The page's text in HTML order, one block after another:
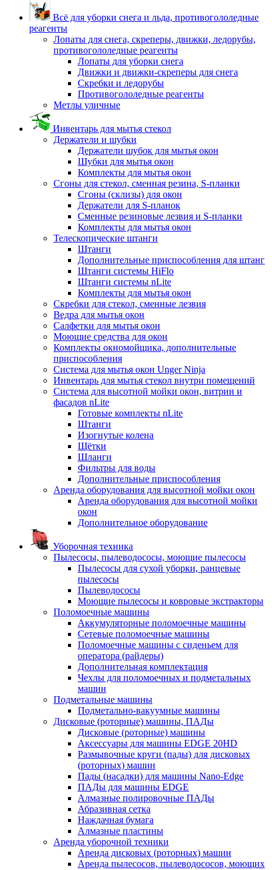
Всё для уборки снега и льда, противогололедные
реагенты
Лопаты для снега, скреперы, движки, ледорубы,
противогололедные реагенты
Лопаты для уборки снега
Движки и движки-скреперы для снега
Скребки и ледорубы
Противогололедные реагенты
Метлы уличные
Инвентарь для мытья стекол
Держатели и шубки
Держатели шубок для мытья окон
Шубки для мытья окон
Комплекты для мытья окон
Сгоны для стекол, сменная резина, S-планки
Сгоны (склизы) для окон
Держатели для S-планок
Сменные резиновые лезвия и S-планки
Комплекты для мытья окон
Телескопические штанги
Штанги
Дополнительные приспособления для штанг
Штанги системы HiFlo
Штанги системы nLite
Комплекты для мытья окон
Скребки для стекол, сменные лезвия
Ведра для мытья окон
Салфетки для мытья окон
Моющие средства для окон
Комплекты окномойщика, дополнительные
приспособления
Система для мытья окон Unger Ninja
Инвентарь для мытья стекол внутри помещений
Система для высотной мойки окон, витрин и
фасадов nLite
Готовые комплекты nLite
Штанги
Изогнутые колена
Щётки
Шланги
Фильтры для воды
Дополнительные приспособления
Аренда оборудования для высотной мойки окон
Аренда оборудования для высотной мойки
окон
Дополнительное оборудование
Уборочная техника
Пылесосы, пылеводососы, моющие пылесосы
Пылесосы для сухой уборки, ранцевые
пылесосы
Пылеводососы
Моющие пылесосы и ковровые экстракторы
Поломоечные машины
Аккумуляторные поломоечные машины
Сетевые поломоечные машины
Поломоечные машины с сиденьем для
оператора (райдеры)
Дополнительная комплектация
Чехлы для поломоечных и подметальных
машин
Подметальные машины
Подметально-вакуумные машины
Дисковые (роторные) машины, ПАДы
Дисковые (роторные) машины
Аксессуары для машины EDGE 20HD
Размывочные круги (пады) для дисковых
(роторных) машин
Пады (насадки) для машины Nano-Edge
ПАДы для машины EDGE
Алмазные полировочные ПАДы
Абразивная сетка
Наждачная бумага
Алмазные пластины
Аренда уборочной техники
Аренда дисковых (роторных) машин
Аренда пылесосов, пылеводососов, моющих